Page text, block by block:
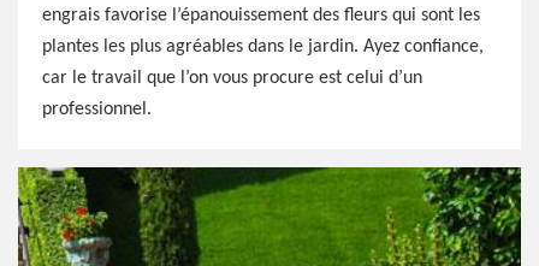
engrais favorise l’épanouissement des fleurs qui sont les
plantes les plus agréables dans le jardin. Ayez confiance,
car le travail que l’on vous procure est celui d’un
professionnel.